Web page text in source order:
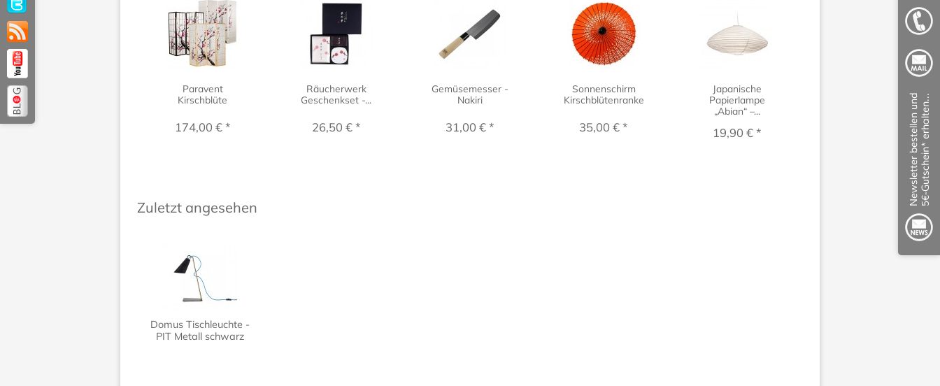
Paravent
Kirschblüte
174,00 € *
Räucherwerk
Geschenkset -...
26,50 € *
Gemüsemesser -
Nakiri
31,00 € *
Sonnenschirm
Kirschblütenranke
35,00 € *
Japanische
Papierlampe
„Abian“ –...
19,90 € *
Zuletzt angesehen
Domus Tischleuchte -
PIT Metall schwarz